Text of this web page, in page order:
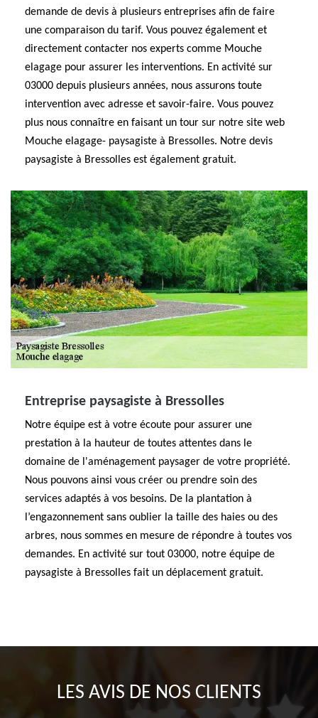
demande de devis à plusieurs entreprises afin de faire
une comparaison du tarif. Vous pouvez également et
directement contacter nos experts comme Mouche
elagage pour assurer les interventions. En activité sur
03000 depuis plusieurs années, nous assurons toute
intervention avec adresse et savoir-faire. Vous pouvez
plus nous connaître en faisant un tour sur notre site web
Mouche elagage- paysagiste à Bressolles. Notre devis
paysagiste à Bressolles est également gratuit.
Entreprise paysagiste à Bressolles
Notre équipe est à votre écoute pour assurer une
prestation à la hauteur de toutes attentes dans le
domaine de l'aménagement paysager de votre propriété.
Nous pouvons ainsi vous créer ou prendre soin des
services adaptés à vos besoins. De la plantation à
l’engazonnement sans oublier la taille des haies ou des
arbres, nous sommes en mesure de répondre à toutes vos
demandes. En activité sur tout 03000, notre équipe de
paysagiste à Bressolles fait un déplacement gratuit.
LES AVIS DE NOS CLIENTS